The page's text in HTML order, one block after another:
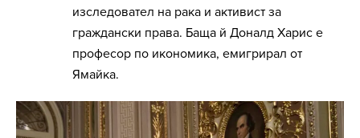
изследовател на рака и активист за
граждански права. Баща й Доналд Харис е
професор по икономика, емигрирал от
Ямайка.